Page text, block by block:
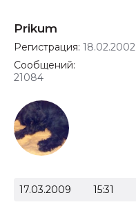
Prikum
Регистрация: 18.02.2002
Сообщений:
21084
17.03.2009 15:31